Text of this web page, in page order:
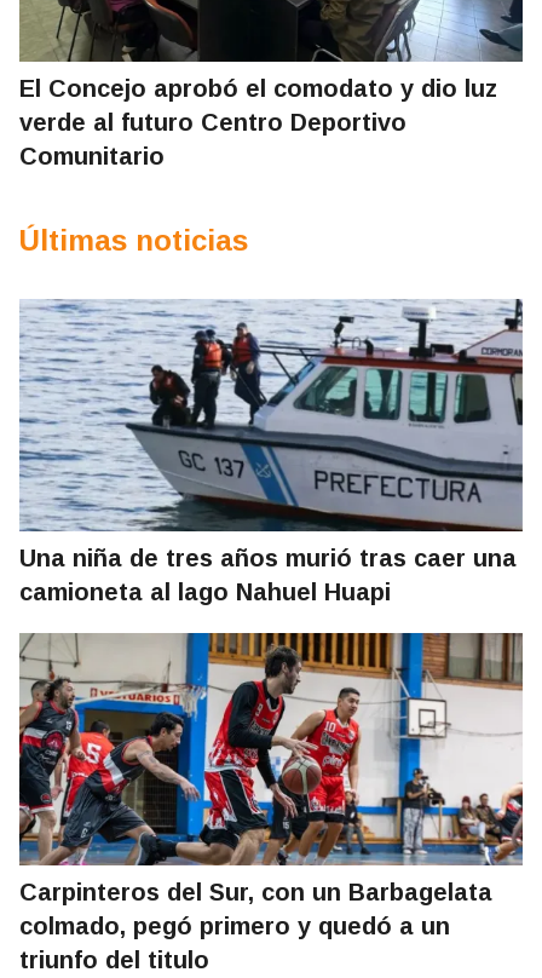
El Concejo aprobó el comodato y dio luz
verde al futuro Centro Deportivo
Comunitario
Últimas noticias
Una niña de tres años murió tras caer una
camioneta al lago Nahuel Huapi
Carpinteros del Sur, con un Barbagelata
colmado, pegó primero y quedó a un
triunfo del titulo